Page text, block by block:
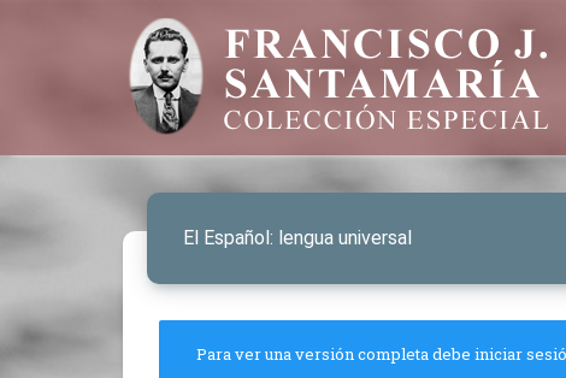
El Español: lengua universal
Para ver una versión completa debe iniciar